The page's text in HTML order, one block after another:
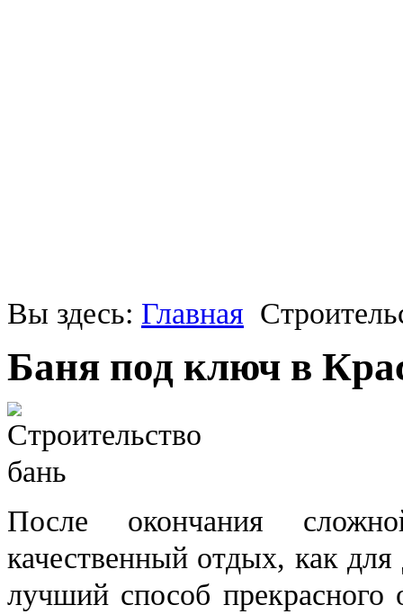
Вы здесь: Главная
Баня под ключ в
После окончания
качественный отдых, как
лучший способ